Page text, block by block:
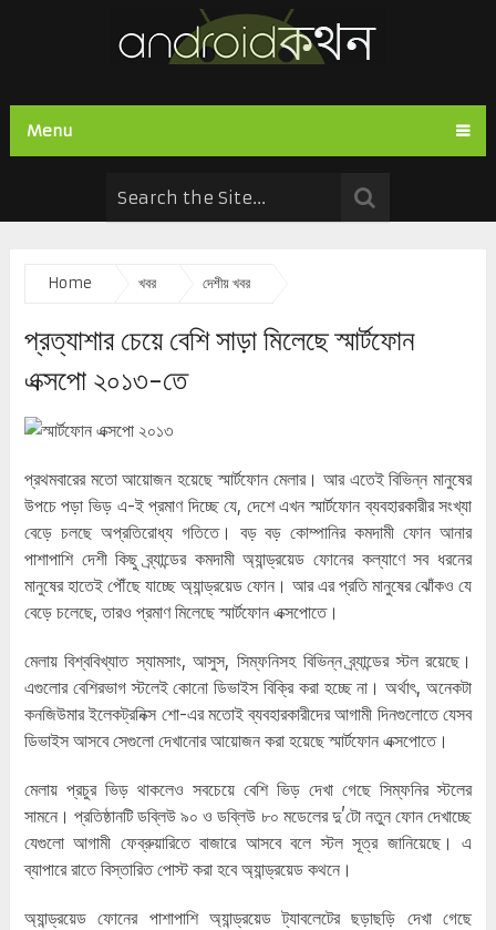
Menu
Home খবর দেশীয় খবর
প্রত্যাশার চেয়ে বেশি সাড়া মিলেছে স্মার্টফোন
এক্সপো ২০১৩-তে
প্রথমবারের মতো আয়োজন হয়েছে স্মার্টফোন মেলার। আর এতেই বিভিন্ন মানুষের
উপচে পড়া ভিড় এ-ই প্রমাণ দিচ্ছে যে, দেশে এখন স্মার্টফোন ব্যবহারকারীর সংখ্যা
বেড়ে চলছে অপ্রতিরোধ্য গতিতে। বড় বড় কোম্পানির কমদামী ফোন আনার
পাশাপাশি দেশী কিছু ব্র্যান্ডের কমদামী অ্যান্ড্রয়েড ফোনের কল্যাণে সব ধরনের
মানুষের হাতেই পৌঁছে যাচ্ছে অ্যান্ড্রয়েড ফোন। আর এর প্রতি মানুষের ঝোঁকও যে
বেড়ে চলেছে, তারও প্রমাণ মিলেছে স্মার্টফোন এক্সপোতে।
মেলায় বিশ্ববিখ্যাত স্যামসাং, আসুস, সিম্ফনিসহ বিভিন্ন ব্র্যান্ডের স্টল রয়েছে।
এগুলোর বেশিরভাগ স্টলেই কোনো ডিভাইস বিক্রি করা হচ্ছে না। অর্থাৎ, অনেকটা
কনজিউমার ইলেকট্রনিক্স শো-এর মতোই ব্যবহারকারীদের আগামী দিনগুলোতে যেসব
ডিভাইস আসবে সেগুলো দেখানোর আয়োজন করা হয়েছে স্মার্টফোন এক্সপোতে।
মেলায় প্রচুর ভিড় থাকলেও সবচেয়ে বেশি ভিড় দেখা গেছে সিম্ফনির স্টলের
সামনে। প্রতিষ্ঠানটি ডব্লিউ ৯০ ও ডব্লিউ ৮০ মডেলের দু’টো নতুন ফোন দেখাচ্ছে
যেগুলো আগামী ফেব্রুয়ারিতে বাজারে আসবে বলে স্টল সূত্র জানিয়েছে। এ
ব্যাপারে রাতে বিস্তারিত পোস্ট করা হবে অ্যান্ড্রয়েড কথনে।
অ্যান্ড্রয়েড ফোনের পাশাপাশি অ্যান্ড্রয়েড ট্যাবলেটের ছড়াছড়ি দেখা গেছে